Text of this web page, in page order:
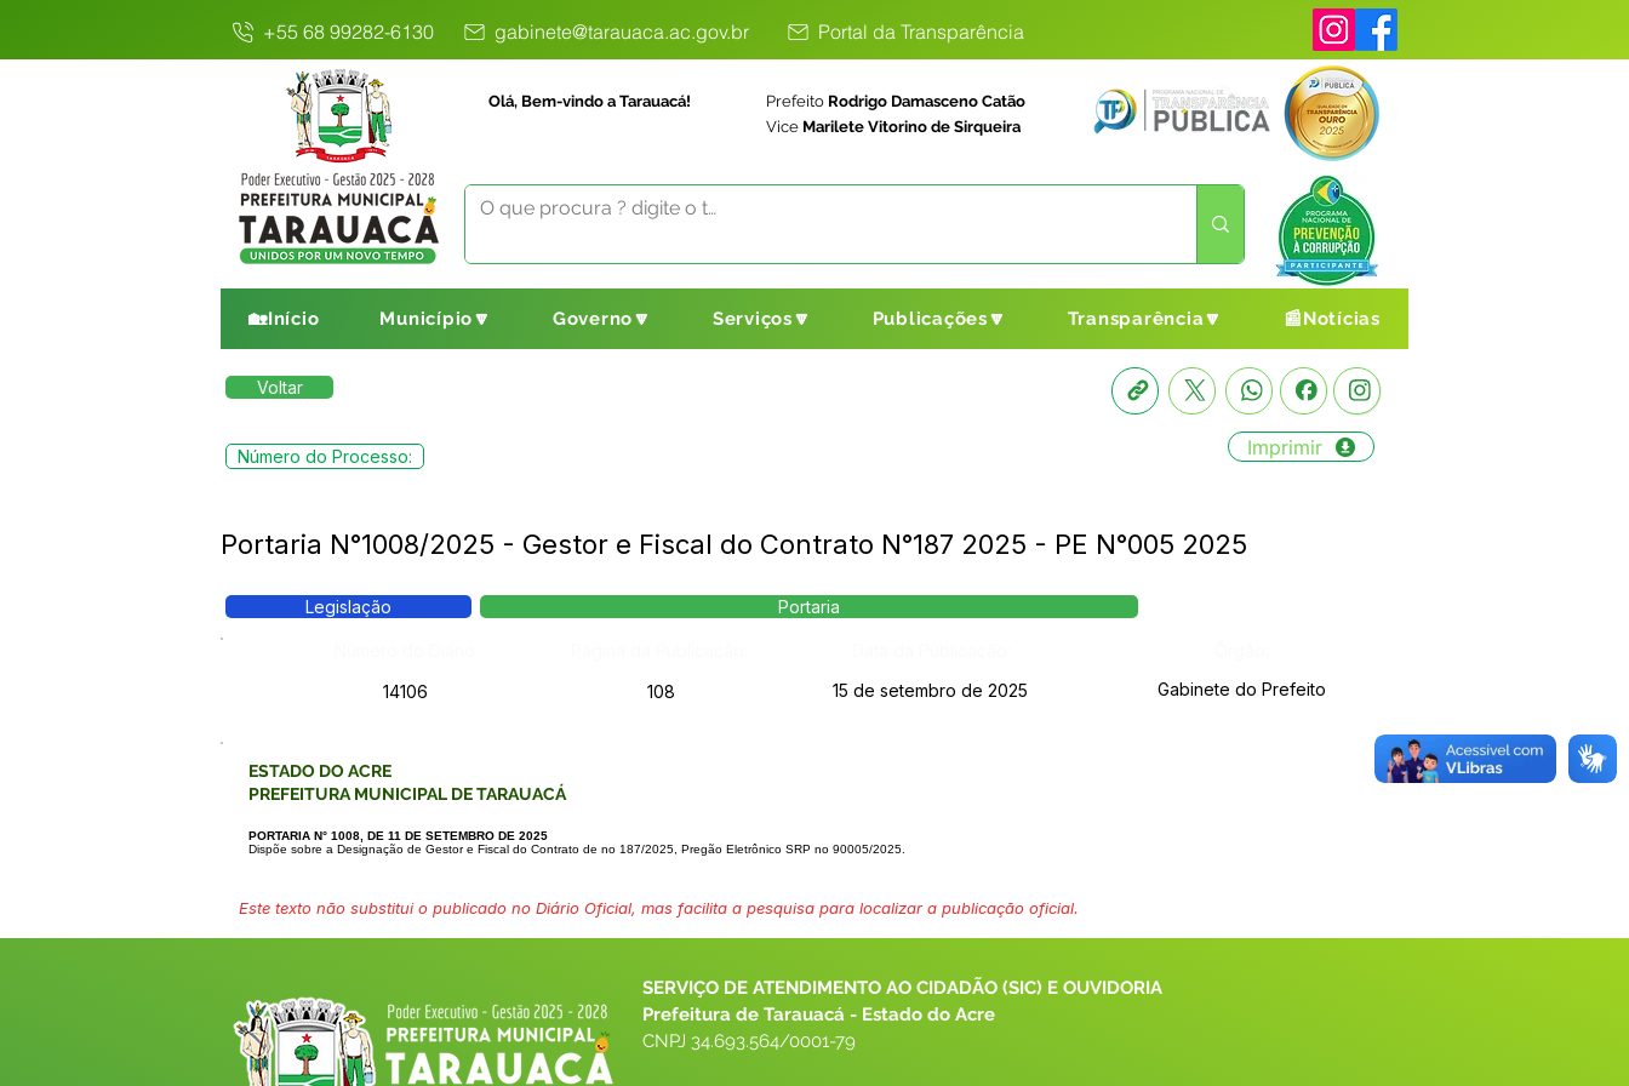
+55 68 99282-6130 gabinete@tarauaca.ac.gov.br Portal da Transparência
Olá, Bem-vindo a Tarauacá! Prefeito Rodrigo Damasceno Catão
Vice Marilete Vitorino de Sirqueira
🏡Início Município🔽 Governo🔽 Serviços🔽 Publicações🔽 Transparência🔽 📰Notícias
Voltar
Número do Processo: Imprimir
Portaria N°1008/2025 - Gestor e Fiscal do Contrato N°187 2025 - PE N°005 2025
Legislação Portaria
14106
108 15 de setembro de 2025 Gabinete do Prefeito
ESTADO DO ACRE
PREFEITURA MUNICIPAL DE TARAUACÁ
PORTARIA N° 1008, DE 11 DE SETEMBRO DE 2025
Dispõe sobre a Designação de Gestor e Fiscal do Contrato de no 187/2025, Pregão Eletrônico SRP no 90005/2025.
Este texto não substitui o publicado no Diário Oficial, mas facilita a pesquisa para localizar a publicação oficial.
SERVIÇO DE ATENDIMENTO AO CIDADÃO (SIC) E OUVIDORIA
Prefeitura de Tarauacá - Estado do Acre
CNPJ 34.693.564/0001-79